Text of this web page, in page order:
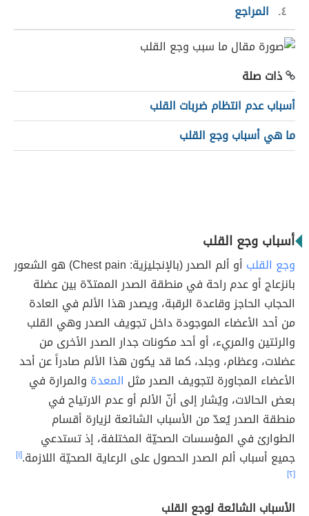
٤
المراجع
ذات صلة
أسباب عدم انتظام ضربات القلب
ما هي أسباب وجع القلب
أسباب وجع القلب
وجع القلب
أو ألم الصدر (بالإنجليزية: Chest pain) هو الشعور
بانزعاج أو عدم راحة في منطقة الصدر الممتدّة بين عضلة
الحجاب الحاجز وقاعدة الرقبة، ويصدر هذا الألم في العادة
من أحد الأعضاء الموجودة داخل تجويف الصدر وهي القلب
والرئتين والمريء، أو أحد مكونات جدار الصدر الأخرى من
عضلات، وعظام، وجلد، كما قد يكون هذا الألم صادراً عن أحد
الأعضاء المجاورة لتجويف الصدر مثل المعدة والمرارة في
بعض الحالات، ويُشار إلى أنّ الألم أو عدم الارتياح في
منطقة الصدر يُعدّ من الأسباب الشائعة لزيارة أقسام
الطوارئ في المؤسسات الصحيّة المختلفة، إذ تستدعي
جميع أسباب ألم الصدر الحصول على الرعاية الصحيّة اللازمة.[١]
[٢]
الأسباب الشائعة لوجع القلب